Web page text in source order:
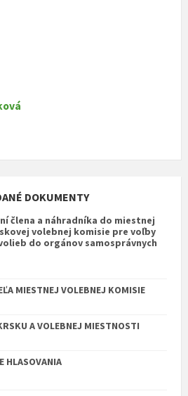
DOKUMENTY
člena a náhradníka do miestnej
volebnej komisie pre voľby
do orgánov samosprávnych
MIESTNEJ VOLEBNEJ KOMISIE
A VOLEBNEJ MIESTNOSTI
HLASOVANIA